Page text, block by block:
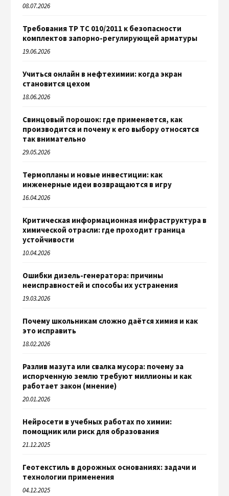
08.07.2026
Требования ТР ТС 010/2011 к безопасности
комплектов запорно-регулирующей арматуры
19.06.2026
Учиться онлайн в нефтехимии: когда экран
становится цехом
18.06.2026
Свинцовый порошок: где применяется, как
производится и почему к его выбору относятся
так внимательно
29.05.2026
Термопланы и новые инвестиции: как
инженерные идеи возвращаются в игру
16.04.2026
Критическая информационная инфраструктура в
химической отрасли: где проходит граница
устойчивости
10.04.2026
Ошибки дизель-генератора: причины
неисправностей и способы их устранения
19.03.2026
Почему школьникам сложно даётся химия и как
это исправить
18.02.2026
Разлив мазута или свалка мусора: почему за
испорченную землю требуют миллионы и как
работает закон (мнение)
20.01.2026
Нейросети в учебных работах по химии:
помощник или риск для образования
21.12.2025
Геотекстиль в дорожных основаниях: задачи и
технологии применения
04.12.2025